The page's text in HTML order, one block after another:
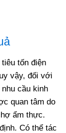
tốn điện
vậy, đối với
cầu kinh
quan tâm do
ẩm thực.
Có thể tác